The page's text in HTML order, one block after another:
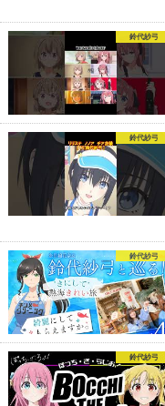
鈴代紗弓
鈴代紗弓
鈴代紗弓
鈴代紗弓